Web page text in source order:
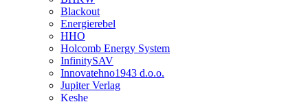
Blackout
Energierebel
HHO
Holcomb Energy System
InfinitySAV
Innovatehno1943 d.o.o.
Jupiter Verlag
Keshe